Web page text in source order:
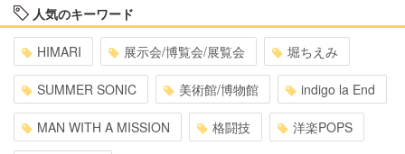
人気のキーワード
HIMARI 展示会/博覧会/展覧会 堀ちえみ
SUMMER SONIC 美術館/博物館 indigo la End
MAN WITH A MISSION 格闘技 洋楽POPS